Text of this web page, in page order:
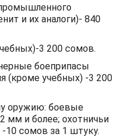
и их аналоги)- 840
3 200 сомов.
боеприпасы
(кроме учебных) -3 200
оружию: боевые
мм и более; охотничьи
10 сомов за 1 штуку.